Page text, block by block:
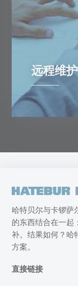
远程维护
哈特贝尔与卡锣萨
的东西结合在一起
补。结果如何？哈
方案。
直接链接